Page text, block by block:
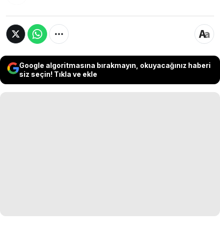
Google algoritmasına bırakmayın, okuyacağınız haberi
siz seçin! Tıkla ve ekle